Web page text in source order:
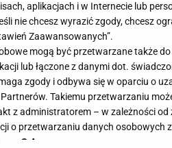
aplikacjach i w Internecie lub
nie chcesz wyrazić zgody, chcesz
Zaawansowanych”.
mogą być przetwarzane także
lub łączone z danymi dot.
zgody i odbywa się w oparciu o
Takiemu przetwarzaniu
z administratorem – w zależności
o przetwarzaniu danych osobowych
S.A.